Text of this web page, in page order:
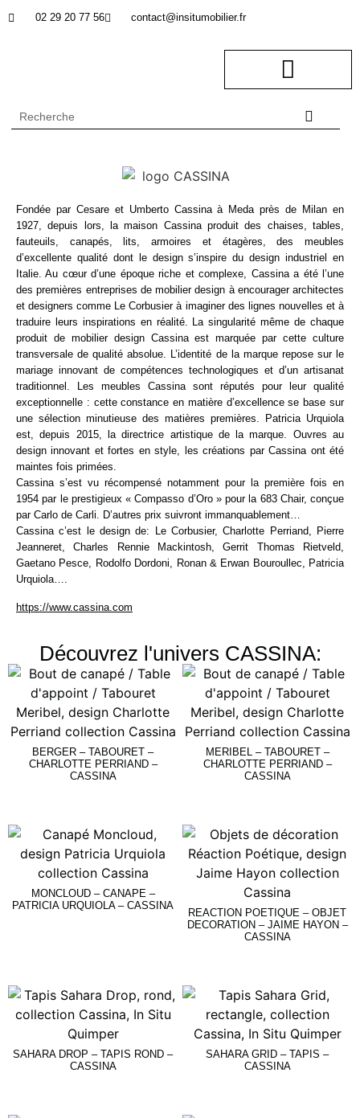
02 29 20 77 56 contact@insitumobilier.fr
Fondée par Cesare et Umberto Cassina à Meda près de Milan en
1927, depuis lors, la maison Cassina produit des chaises, tables,
fauteuils, canapés, lits, armoires et étagères, des meubles
d’excellente qualité dont le design s’inspire du design industriel en
Italie. Au cœur d’une époque riche et complexe, Cassina a été l’une
des premières entreprises de mobilier design à encourager architectes
et designers comme Le Corbusier à imaginer des lignes nouvelles et à
traduire leurs inspirations en réalité. La singularité même de chaque
produit de mobilier design Cassina est marquée par cette culture
transversale de qualité absolue. L’identité de la marque repose sur le
mariage innovant de compétences technologiques et d’un artisanat
traditionnel. Les meubles Cassina sont réputés pour leur qualité
exceptionnelle : cette constance en matière d’excellence se base sur
une sélection minutieuse des matières premières. Patricia Urquiola
est, depuis 2015, la directrice artistique de la marque. Ouvres au
design innovant et fortes en style, les créations par Cassina ont été
maintes fois primées.
Cassina s’est vu récompensé notamment pour la première fois en
1954 par le prestigieux « Compasso d’Oro » pour la 683 Chair, conçue
par Carlo de Carli. D’autres prix suivront immanquablement…
Cassina c’est le design de: Le Corbusier, Charlotte Perriand, Pierre
Jeanneret, Charles Rennie Mackintosh, Gerrit Thomas Rietveld,
Gaetano Pesce, Rodolfo Dordoni, Ronan & Erwan Bouroullec, Patricia
Urquiola….
https://www.cassina.com
Découvrez l'univers CASSINA:
BERGER – TABOURET –
CHARLOTTE PERRIAND –
CASSINA
MERIBEL – TABOURET –
CHARLOTTE PERRIAND –
CASSINA
MONCLOUD – CANAPE –
PATRICIA URQUIOLA – CASSINA
REACTION POETIQUE – OBJET
DECORATION – JAIME HAYON –
CASSINA
SAHARA DROP – TAPIS ROND –
CASSINA
SAHARA GRID – TAPIS –
CASSINA